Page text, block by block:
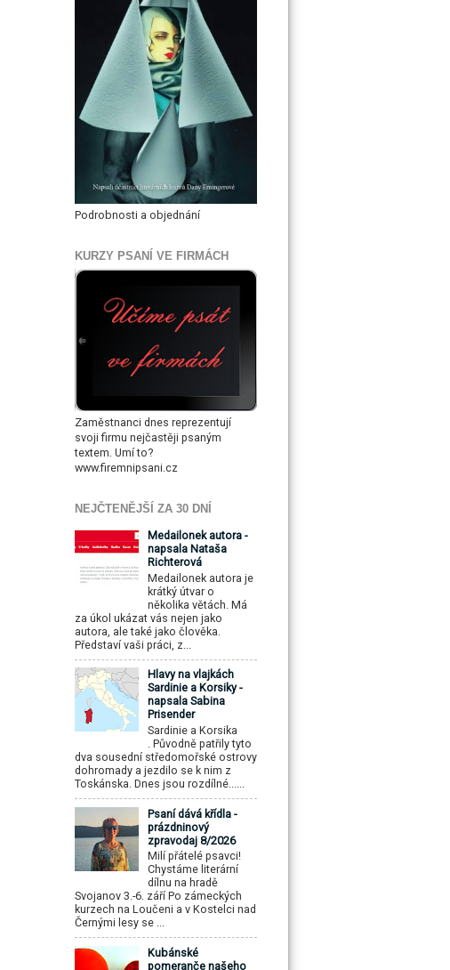
Podrobnosti a objednání
KURZY PSANÍ VE FIRMÁCH
Zaměstnanci dnes reprezentují
svoji firmu nejčastěji psaným
textem. Umí to?
www.firemnipsani.cz
NEJČTENĚJŠÍ ZA 30 DNÍ
Medailonek autora -
napsala Nataša
Richterová
Medailonek autora je
krátký útvar o
několika větách. Má
za úkol ukázat vás nejen jako
autora, ale také jako člověka.
Představí vaši práci, z...
Hlavy na vlajkách
Sardinie a Korsiky -
napsala Sabina
Prisender
Sardinie a Korsika
. Původně patřily tyto
dva sousední středomořské ostrovy
dohromady a jezdilo se k nim z
Toskánska. Dnes jsou rozdílné......
Psaní dává křídla -
prázdninový
zpravodaj 8/2026
Milí přátelé psavci!
Chystáme literární
dílnu na hradě
Svojanov 3.-6. září Po zámeckých
kurzech na Loučeni a v Kostelci nad
Černými lesy se ...
Kubánské
pomeranče našeho